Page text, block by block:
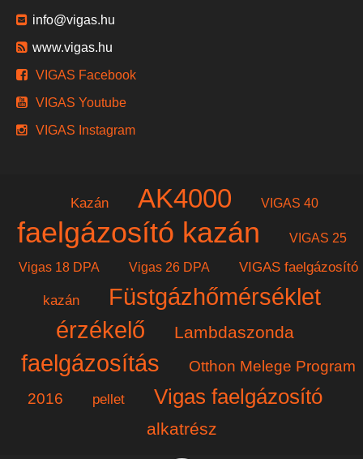
info@vigas.hu
www.vigas.hu
VIGAS Facebook
VIGAS Youtube
VIGAS Instagram
Kazán AK4000 VIGAS 40
faelgázosító kazán VIGAS 25
Vigas 18 DPA Vigas 26 DPA VIGAS faelgázosító
kazán
Füstgázhőmérséklet
érzékelő
Lambdaszonda
faelgázosítás
Otthon Melege Program
2016
pellet Vigas faelgázosító
alkatrész